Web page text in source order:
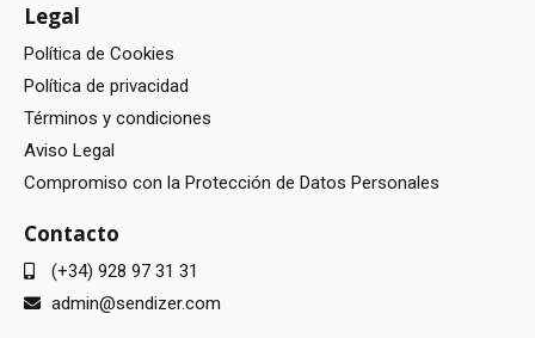
Legal
Política de Cookies
Política de privacidad
Términos y condiciones
Aviso Legal
Compromiso con la Protección de Datos Personales
Contacto
(+34) 928 97 31 31
admin@sendizer.com